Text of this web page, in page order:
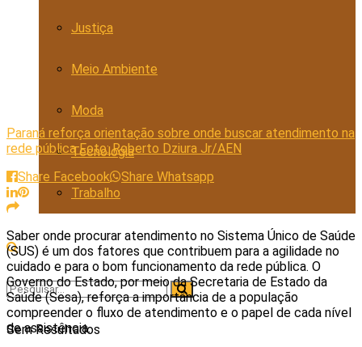
Justiça
Meio Ambiente
Moda
Tecnologia
Trabalho
Sem Resultados
Paraná reforça orientação sobre onde buscar atendimento na
rede pública Foto: Roberto Dziura Jr/AEN
Share Facebook
Share Whatsapp
Saber onde procurar atendimento no Sistema Único de Saúde
(SUS) é um dos fatores que contribuem para a agilidade no
cuidado e para o bom funcionamento da rede pública. O
Governo do Estado, por meio da Secretaria de Estado da
Saúde (Sesa), reforça a importância de a população
compreender o fluxo de atendimento e o papel de cada nível
de assistência.